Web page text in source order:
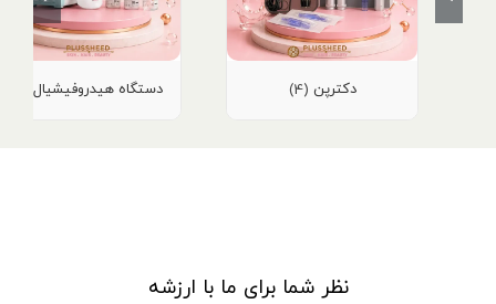
دکترپن (4) دستگاه هیدروفیشیال
نظر شما برای ما با ارزشه